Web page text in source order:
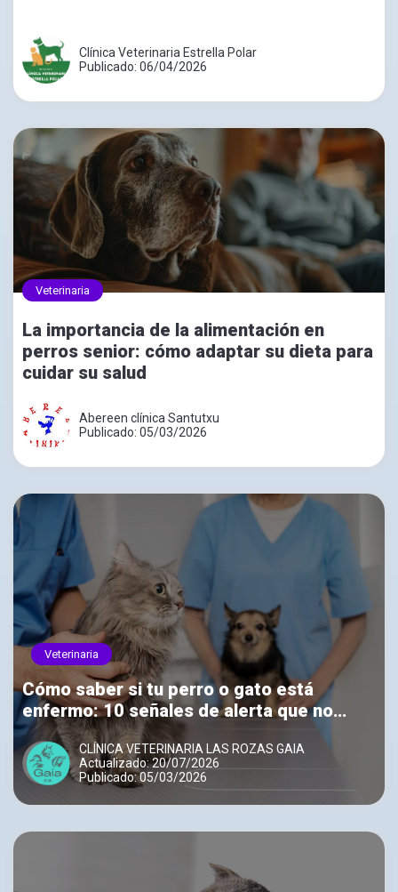
Clínica Veterinaria Estrella Polar
Publicado: 06/04/2026
Veterinaria
La importancia de la alimentación en
perros senior: cómo adaptar su dieta para
cuidar su salud
Abereen clínica Santutxu
Publicado: 05/03/2026
Veterinaria
Cómo saber si tu perro o gato está
enfermo: 10 señales de alerta que no
debes ignorar
CLÍNICA VETERINARIA LAS ROZAS GAIA
Actualizado: 20/07/2026
Publicado: 05/03/2026